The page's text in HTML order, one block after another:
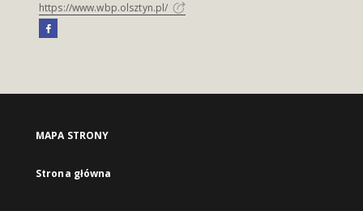
https://www.wbp.olsztyn.pl/
MAPA STRONY
Strona główna